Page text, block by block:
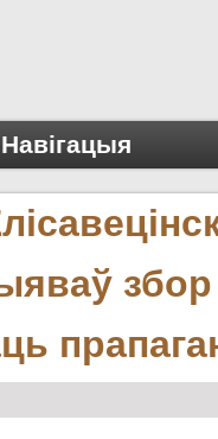
Навігацыя
збор